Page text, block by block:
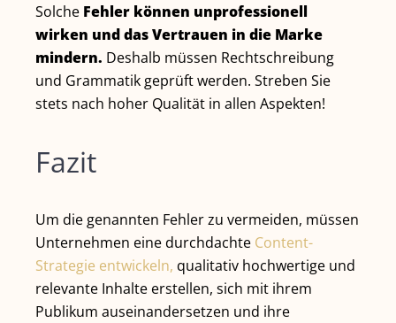
Solche Fehler können unprofessionell
wirken und das Vertrauen in die Marke
mindern. Deshalb müssen Rechtschreibung
und Grammatik geprüft werden. Streben Sie
stets nach hoher Qualität in allen Aspekten!
Fazit
Um die genannten Fehler zu vermeiden, müssen
Unternehmen eine durchdachte Content-
Strategie entwickeln, qualitativ hochwertige und
relevante Inhalte erstellen, sich mit ihrem
Publikum auseinandersetzen und ihre